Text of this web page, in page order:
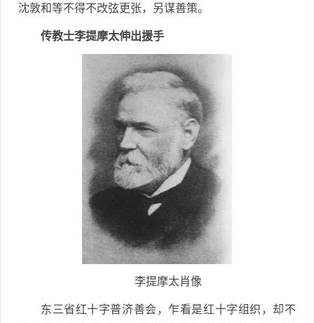
沈敦和等不得不改弦更张，另谋善策。
传教士李提摩太伸出援手
李提摩太肖像
东三省红十字普济善会，乍看是红十字组织，却不